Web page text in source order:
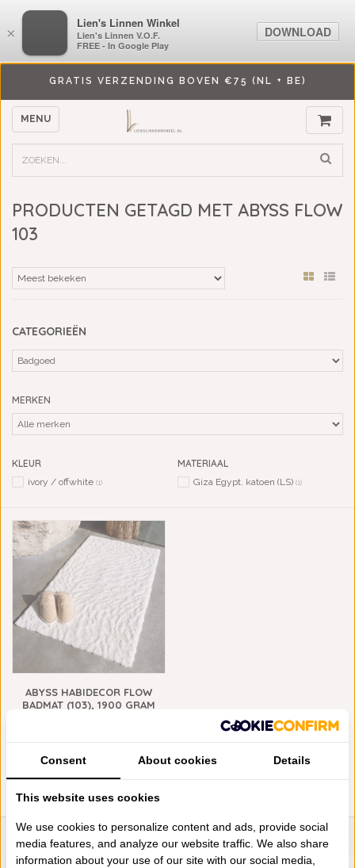
GRATIS VERZENDING BOVEN €75 (NL + BE)
MENU
PRODUCTEN GETAGD MET ABYSS FLOW
103
CATEGORIEËN
MERKEN
KLEUR
ivory / offwhite (1)
MATERIAAL
Giza Egypt. katoen (LS) (1)
ABYSS HABIDECOR FLOW
BADMAT (103), 1900 GRAM
LIENSLINNENWINKEL.NL
×
LiensLinnenwinkel.nl
Lien's Linnen V.O.F.
FREE - In Google Play
DOWNLOAD
Consent About cookies Details
This website uses cookies
We use cookies to personalize content and ads, provide social
media features, and analyze our website traffic. We also share
information about your use of our site with our social media,
×
Lien's Linnen Winkel
Lien's Linnen V.O.F.
FREE - In Google Play
DOWNLOAD